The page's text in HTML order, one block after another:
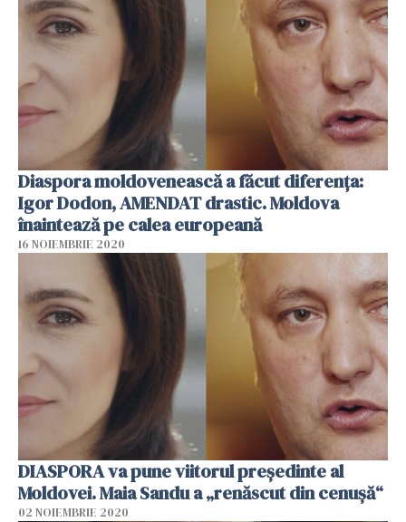
Diaspora moldovenească a făcut diferența:
Igor Dodon, AMENDAT drastic. Moldova
înaintează pe calea europeană
16 NOIEMBRIE 2020
DIASPORA va pune viitorul președinte al
Moldovei. Maia Sandu a „renăscut din cenușă“
02 NOIEMBRIE 2020